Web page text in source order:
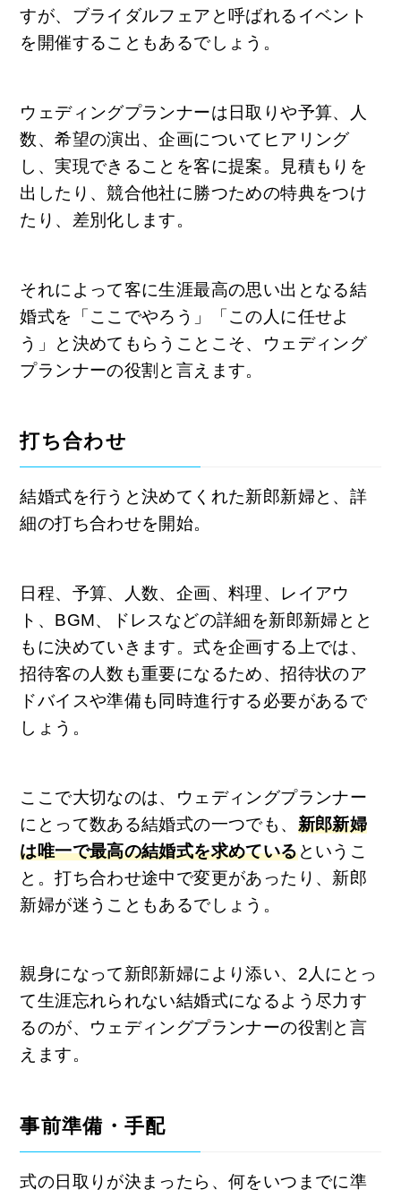
すが、ブライダルフェアと呼ばれるイベント
を開催することもあるでしょう。
ウェディングプランナーは日取りや予算、人
数、希望の演出、企画についてヒアリング
し、実現できることを客に提案。見積もりを
出したり、競合他社に勝つための特典をつけ
たり、差別化します。
それによって客に生涯最高の思い出となる結
婚式を「ここでやろう」「この人に任せよ
う」と決めてもらうことこそ、ウェディング
プランナーの役割と言えます。
打ち合わせ
結婚式を行うと決めてくれた新郎新婦と、詳
細の打ち合わせを開始。
日程、予算、人数、企画、料理、レイアウ
ト、BGM、ドレスなどの詳細を新郎新婦とと
もに決めていきます。式を企画する上では、
招待客の人数も重要になるため、招待状のア
ドバイスや準備も同時進行する必要があるで
しょう。
ここで大切なのは、ウェディングプランナー
にとって数ある結婚式の一つでも、 新郎新婦
は唯一で最高の結婚式を求めているというこ
と。打ち合わせ途中で変更があったり、新郎
新婦が迷うこともあるでしょう。
親身になって新郎新婦により添い、2人にとっ
て生涯忘れられない結婚式になるよう尽力す
るのが、ウェディングプランナーの役割と言
えます。
事前準備・手配
式の日取りが決まったら、何をいつまでに準